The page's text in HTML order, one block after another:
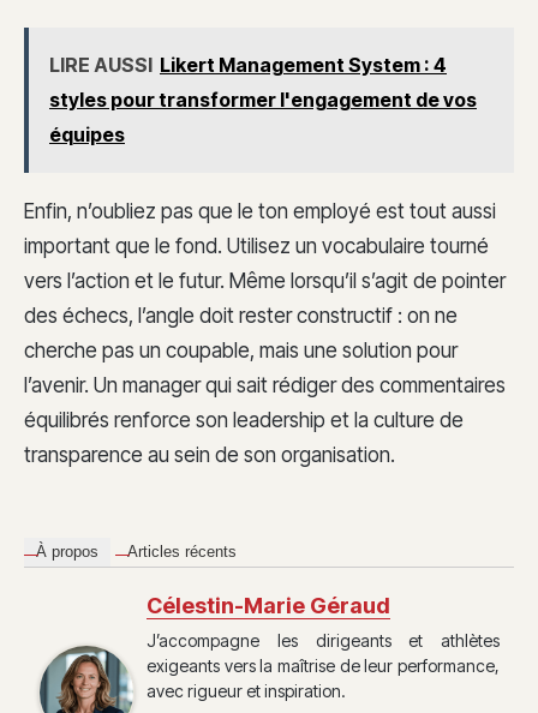
LIRE AUSSI Likert Management System : 4
styles pour transformer l'engagement de vos
équipes
Enfin, n’oubliez pas que le ton employé est tout aussi
important que le fond. Utilisez un vocabulaire tourné
vers l’action et le futur. Même lorsqu’il s’agit de pointer
des échecs, l’angle doit rester constructif : on ne
cherche pas un coupable, mais une solution pour
l’avenir. Un manager qui sait rédiger des commentaires
équilibrés renforce son leadership et la culture de
transparence au sein de son organisation.
À propos Articles récents
Célestin-Marie Géraud
J’accompagne les dirigeants et athlètes
exigeants vers la maîtrise de leur performance,
avec rigueur et inspiration.